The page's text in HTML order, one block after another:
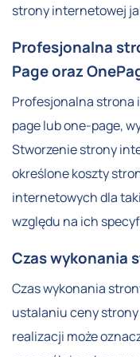
strony internetowej
Profesjonalna
Page oraz
Profesjonalna strona
page lub one-page,
Stworzenie strony
określone koszty
internetowych dla
względu na ich
Czas wykonania
Czas wykonania
ustalaniu ceny
realizacji może